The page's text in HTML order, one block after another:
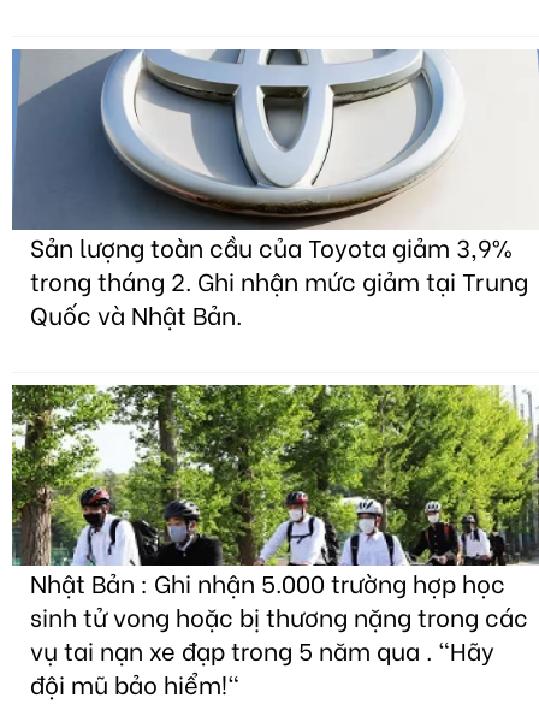
Sản lượng toàn cầu của Toyota giảm 3,9%
trong tháng 2. Ghi nhận mức giảm tại Trung
Quốc và Nhật Bản.
Nhật Bản : Ghi nhận 5.000 trường hợp học
sinh tử vong hoặc bị thương nặng trong các
vụ tai nạn xe đạp trong 5 năm qua . "Hãy
đội mũ bảo hiểm!"